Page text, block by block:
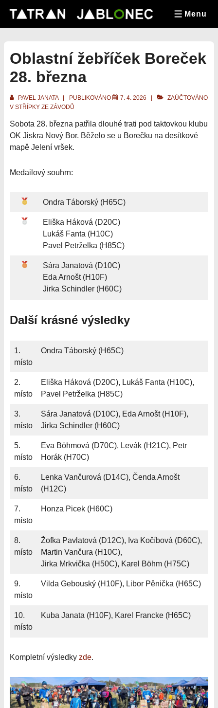
Přeskočit
na
obsah
Menu
MENU
Oblastní žebříček Boreček
28. března
PAVEL JANATA PUBLIKOVÁNO 7. 4. 2026
ZAÚČTOVÁNO
V STŘÍPKY ZE ZÁVODŮ
Sobota 28. března patřila dlouhé trati pod taktovkou klubu
OK Jiskra Nový Bor. Běželo se u Borečku na desítkové
mapě Jelení vršek.
Medailový souhrn:
Ondra Táborský (H65C)
Eliška Háková (D20C)
Lukáš Fanta (H10C)
Pavel Petrželka (H85C)
Sára Janatová (D10C)
Eda Arnošt (H10F)
Jirka Schindler (H60C)
Další krásné výsledky
1.
místo
Ondra Táborský (H65C)
2.
místo
Eliška Háková (D20C), Lukáš Fanta (H10C),
Pavel Petrželka (H85C)
3.
místo
Sára Janatová (D10C), Eda Arnošt (H10F),
Jirka Schindler (H60C)
5.
místo
Eva Böhmová (D70C), Levák (H21C), Petr
Horák (H70C)
6.
místo
Lenka Vančurová (D14C), Čenda Arnošt
(H12C)
7.
místo
Honza Picek (H60C)
8.
místo
Žofka Pavlatová (D12C), Iva Kočíbová (D60C),
Martin Vančura (H10C),
Jirka Mrkvička (H50C), Karel Böhm (H75C)
9.
místo
Vilda Gebouský (H10F), Libor Pěnička (H65C)
10.
místo
Kuba Janata (H10F), Karel Francke (H65C)
Kompletní výsledky zde.